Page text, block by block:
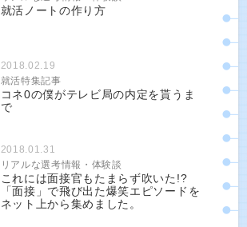
就活ノートの作り方
2018.02.19
就活特集記事
コネ0の僕がテレビ局の内定を貰うま
で
2018.01.31
リアルな選考情報・体験談
これには面接官もたまらず吹いた!?
「面接」で飛び出た爆笑エピソードを
ネット上から集めました。